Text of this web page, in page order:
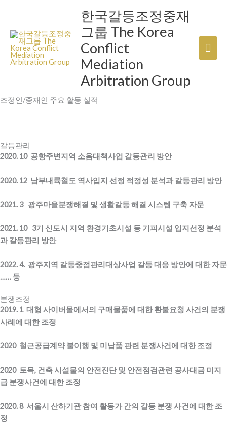
한국갈등조정중재
그룹 The Korea
Conflict
Mediation
Arbitration Group
인
메
조정인/중재인 주요 활동 실적
갈등관리
2020. 10 공항주변지역 소음대책사업 갈등관리 방안
2020. 12 남부내륙철도 역사입지 선정 적정성 분석과 갈등관리 방안
2021. 3 광주마을분쟁해결 및 생활갈등 해결 시스템 구축 자문
2021. 10 3기 신도시 지역 환경기초시설 등 기피시설 입지선정 분석
과 갈등관리 방안
2022. 4. 광주지역 갈등중점관리대상사업 갈등 대응 방안에 대한 자문
…… 등
분쟁조정
2019. 1 대형 사이버몰에서의 구매물품에 대한 환불요청 사건의 분쟁
사례에 대한 조정
2020 철근공급계약 불이행 및 미납품 관련 분쟁사건에 대한 조정
2020 토목, 건축 시설물의 안전진단 및 안전점검관련 공사대금 미지
급 분쟁사건에 대한 조정
2020. 8 서울시 산하기관 참여 활동가 간의 갈등 분쟁 사건에 대한 조
정